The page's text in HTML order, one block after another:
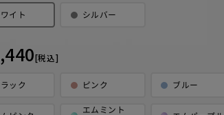
イト シルバー
[税込]
ック ピンク ブルー
エムミント